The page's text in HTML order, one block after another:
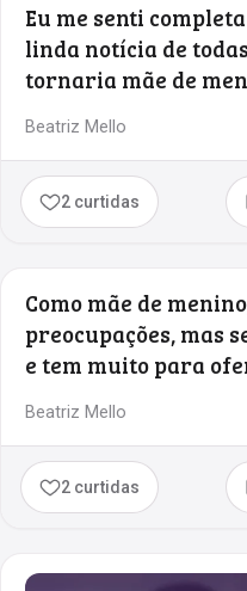
Eu me senti
linda notícia de
tornaria mãe de
Beatriz Mello
2 curtidas
Como mãe de
preocupações, mas
e tem muito para
Beatriz Mello
2 curtidas